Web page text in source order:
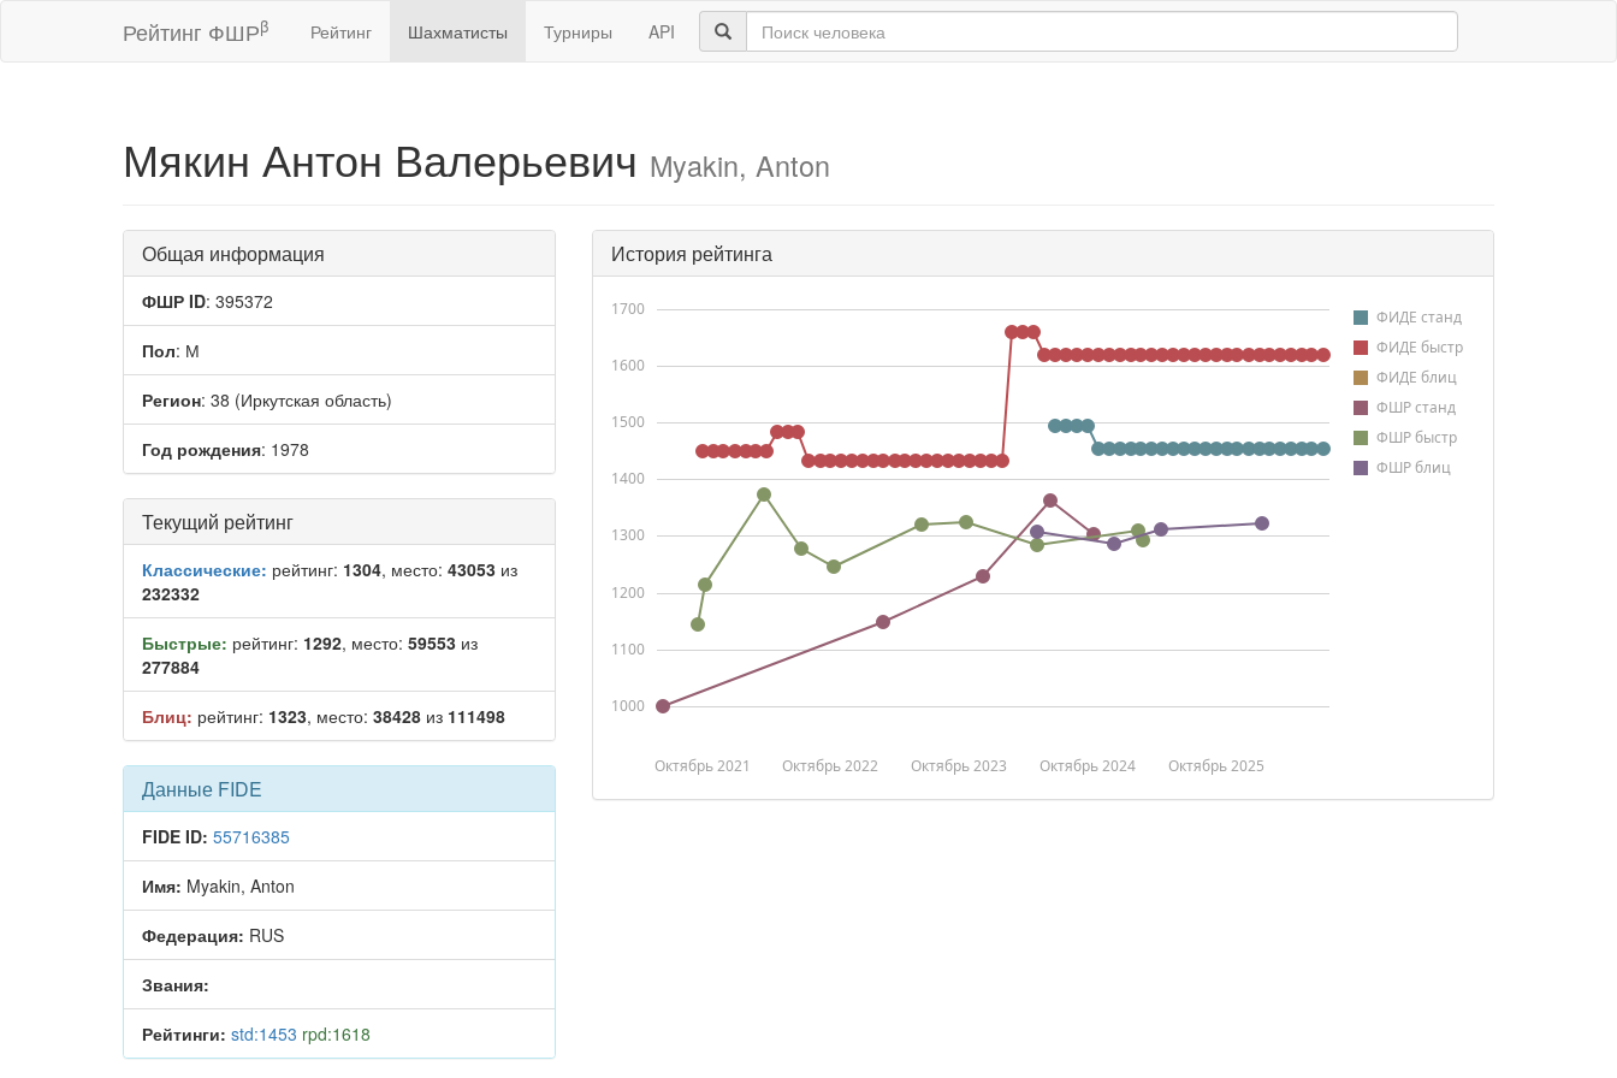
Рейтинг ФШРβ Рейтинг Шахматисты Турниры API
Мякин Антон Валерьевич Myakin, Anton
Общая информация
ФШР ID: 395372
Пол: М
Регион: 38 (Иркутская область)
Год рождения: 1978
Текущий рейтинг
Классические: рейтинг: 1304, место: 43053 из
232332
Быстрые: рейтинг: 1292, место: 59553 из
277884
Блиц: рейтинг: 1323, место: 38428 из 111498
Данные FIDE
FIDE ID: 55716385
Имя: Myakin, Anton
Федерация: RUS
Звания:
Рейтинги: std:1453 rpd:1618
История рейтинга
ФИДЕ станд
ФИДЕ быстр
ФИДЕ блиц
ФШР станд
ФШР быстр
ФШР блиц
Октябрь 2021 Октябрь 2022 Октябрь 2023 Октябрь 2024 Октябрь 2025
1000
1100
1200
1300
1400
1500
1600
1700